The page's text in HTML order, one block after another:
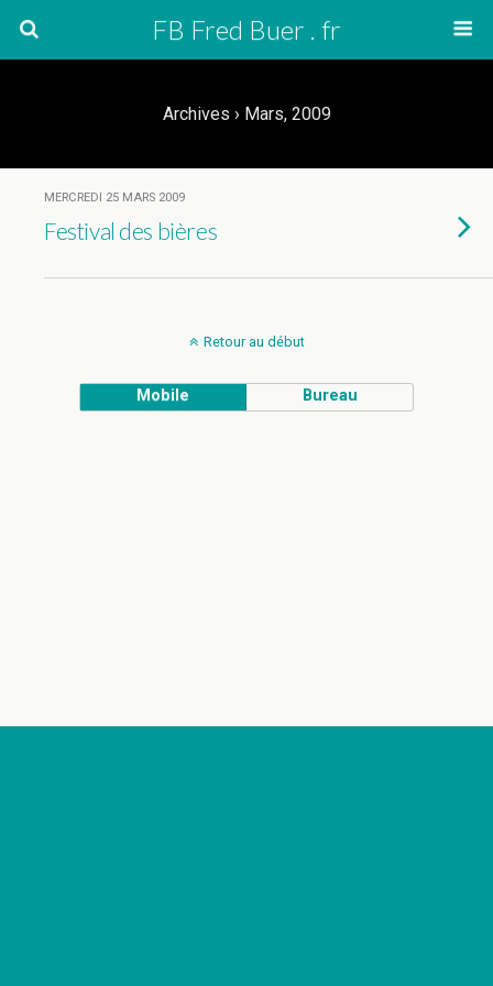
FB Fred Buer . fr
Archives › Mars, 2009
MERCREDI 25 MARS 2009
Festival des bières
Retour au début
Mobile Bureau